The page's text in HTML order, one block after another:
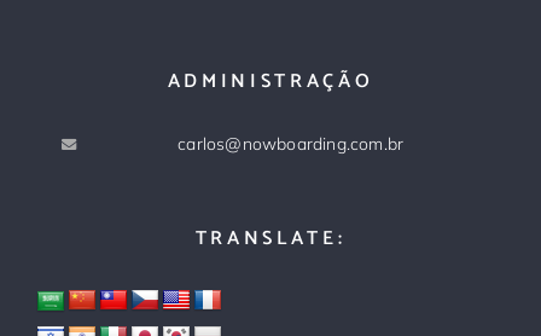
ADMINISTRAÇÃO
carlos@nowboarding.com.br
TRANSLATE: